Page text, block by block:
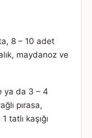
8 – 10 adet
maydanoz ve
ya da 3 – 4
pırasa,
tatlı kaşığı